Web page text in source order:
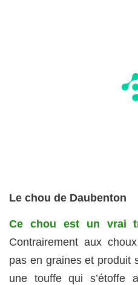
Le chou de Daubenton
Ce chou est un vrai
Contrairement aux
pas en graines et produit
une touffe qui s’étoffe